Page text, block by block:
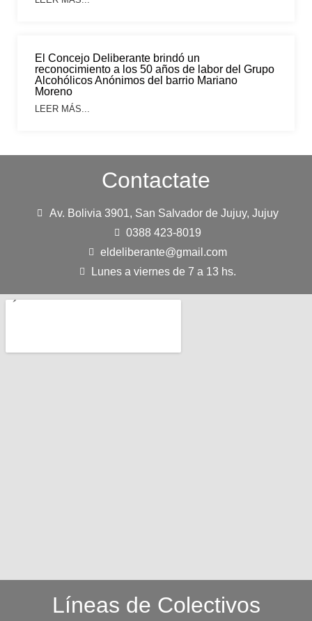
El Concejo Deliberante brindó un
reconocimiento a los 50 años de labor del Grupo
Alcohólicos Anónimos del barrio Mariano
Moreno
LEER MÁS...
Contactate
Av. Bolivia 3901, San Salvador de Jujuy, Jujuy
0388 423-8019
eldeliberante@gmail.com
Lunes a viernes de 7 a 13 hs.
Líneas de Colectivos